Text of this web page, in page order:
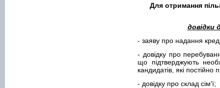
Для отримання
довідки
- заяву про надання
- довідку про
що підтверджують
кандидатів, які
- довідку про склад сім'ї;